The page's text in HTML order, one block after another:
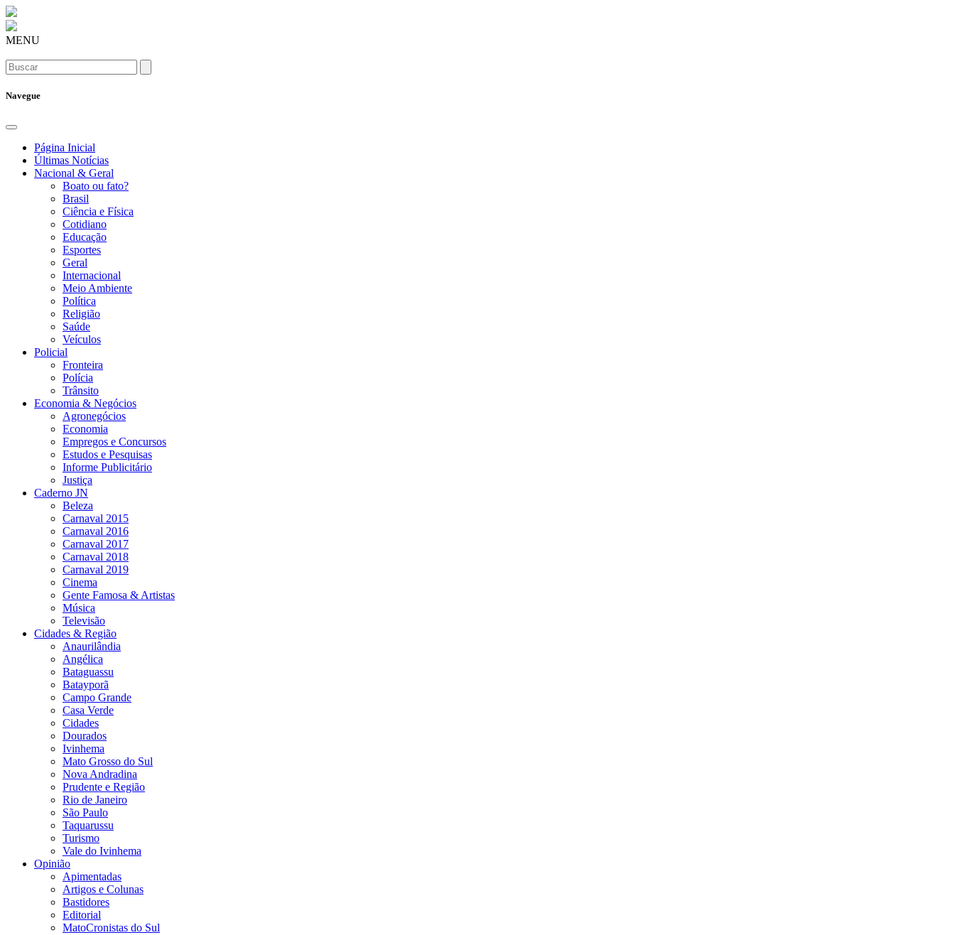
MENU
Navegue
Página Inicial
Últimas Notícias
Nacional & Geral
Boato ou fato?
Brasil
Ciência e Física
Cotidiano
Educação
Esportes
Geral
Internacional
Meio Ambiente
Política
Religião
Saúde
Veículos
Policial
Fronteira
Polícia
Trânsito
Economia & Negócios
Agronegócios
Economia
Empregos e Concursos
Estudos e Pesquisas
Informe Publicitário
Justiça
Caderno JN
Beleza
Carnaval 2015
Carnaval 2016
Carnaval 2017
Carnaval 2018
Carnaval 2019
Cinema
Gente Famosa & Artistas
Música
Televisão
Cidades & Região
Anaurilândia
Angélica
Bataguassu
Batayporã
Campo Grande
Casa Verde
Cidades
Dourados
Ivinhema
Mato Grosso do Sul
Nova Andradina
Prudente e Região
Rio de Janeiro
São Paulo
Taquarussu
Turismo
Vale do Ivinhema
Opinião
Apimentadas
Artigos e Colunas
Bastidores
Editorial
MatoCronistas do Sul